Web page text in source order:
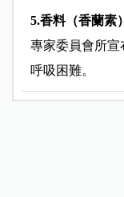
5.香料（香蘭素）
專家委員會所宣
呼吸困難。